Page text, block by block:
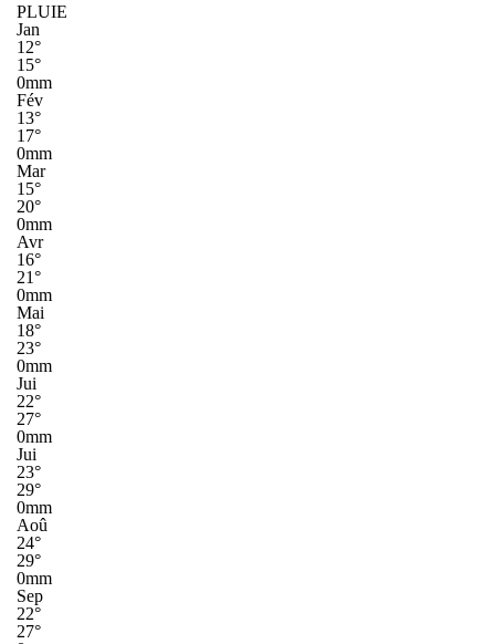
PLUIE
Jan
12°
15°
0mm
Fév
13°
17°
0mm
Mar
15°
20°
0mm
Avr
16°
21°
0mm
Mai
18°
23°
0mm
Jui
22°
27°
0mm
Jui
23°
29°
0mm
Aoû
24°
29°
0mm
Sep
22°
27°